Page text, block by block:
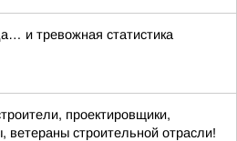
и тревожная статистика
проектировщики,
ветераны строительной отрасли!